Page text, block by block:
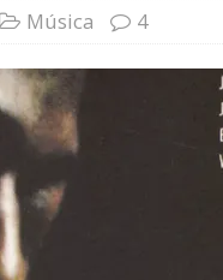
Música 4